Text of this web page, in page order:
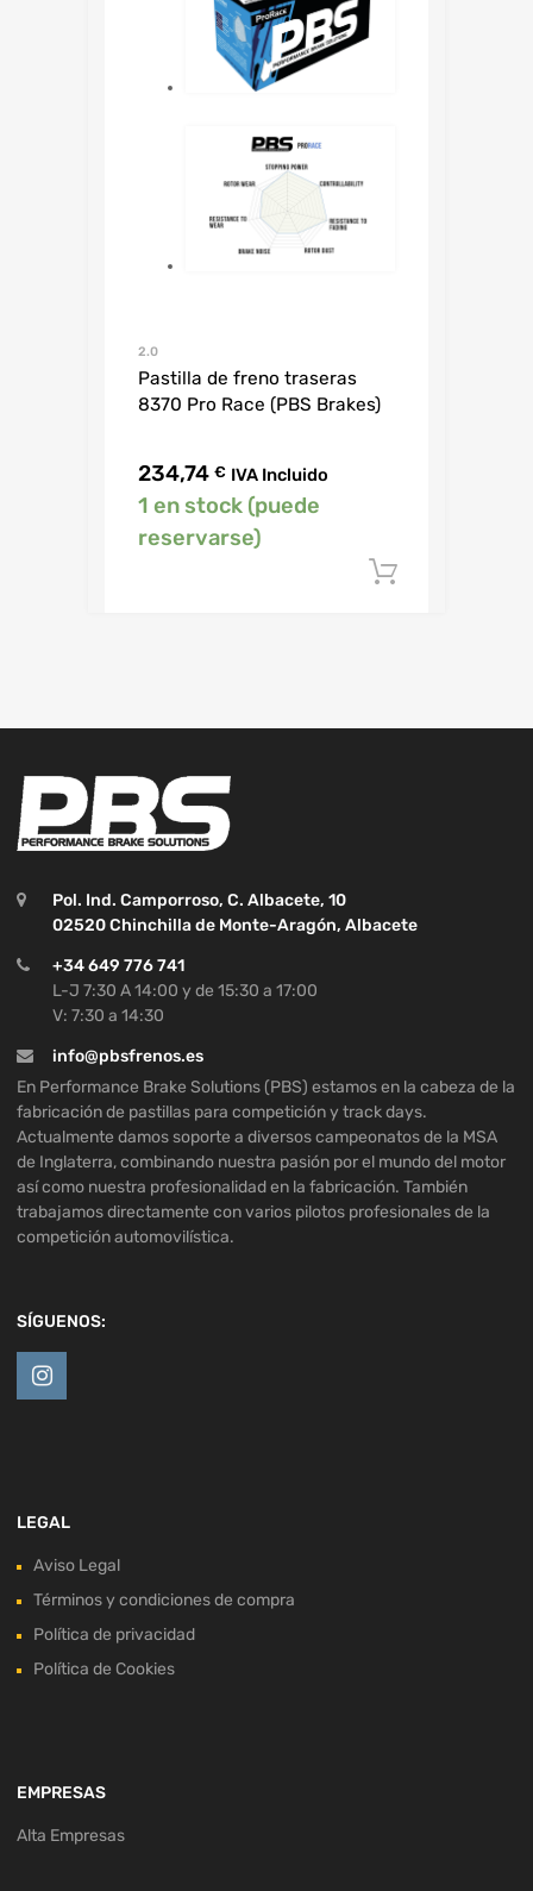
2.0
Pastilla de freno traseras
8370 Pro Race (PBS Brakes)
234,74 € IVA Incluido
1 en stock (puede
reservarse)
Pol. Ind. Camporroso, C. Albacete, 10
02520 Chinchilla de Monte-Aragón, Albacete
+34 649 776 741
L-J 7:30 A 14:00 y de 15:30 a 17:00
V: 7:30 a 14:30
info@pbsfrenos.es
En Performance Brake Solutions (PBS) estamos en la cabeza de la
fabricación de pastillas para competición y track days.
Actualmente damos soporte a diversos campeonatos de la MSA
de Inglaterra, combinando nuestra pasión por el mundo del motor
así como nuestra profesionalidad en la fabricación. También
trabajamos directamente con varios pilotos profesionales de la
competición automovilística.
SÍGUENOS:
LEGAL
Aviso Legal
Términos y condiciones de compra
Política de privacidad
Política de Cookies
EMPRESAS
Alta Empresas